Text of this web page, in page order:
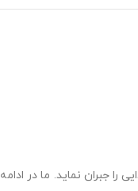
جبران نماید. ما در ادامه